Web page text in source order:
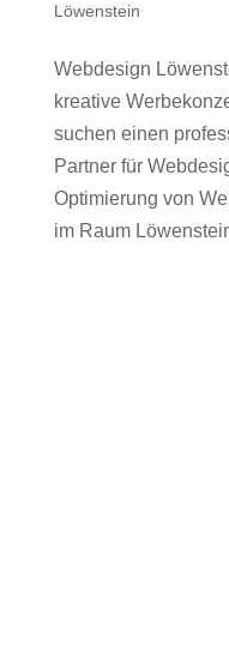
Löwenstein
Webdesign
kreative
suchen einen
Partner für
Optimierung von
im Raum